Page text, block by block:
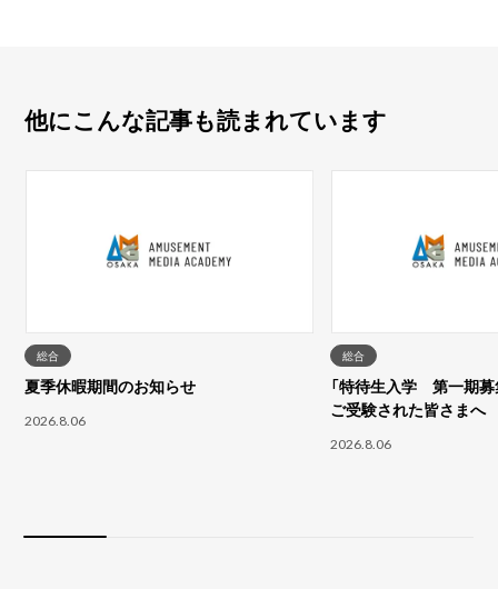
他にこんな記事も読まれています
総合
夏季休暇期間のお知らせ
2026.8.06
総合
「特待生入学 第一期募
ご受験された皆さまへ
2026.8.06